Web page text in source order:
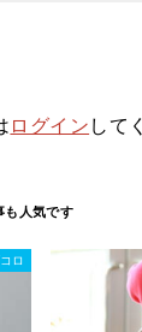
ログイン して
ロ